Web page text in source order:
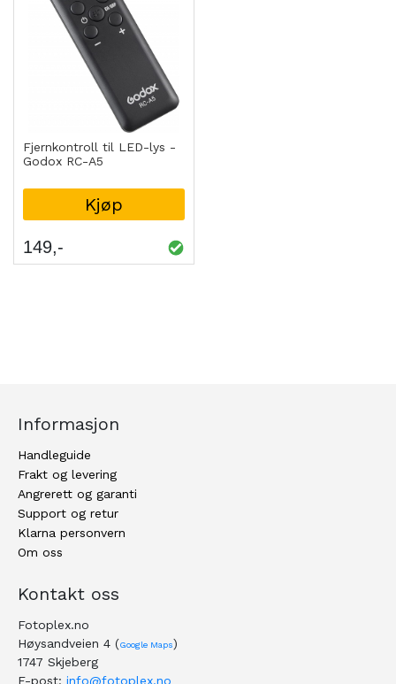
Fjernkontroll til LED-lys -
Godox RC-A5
Kjøp
149
Informasjon
Handleguide
Frakt og levering
Angrerett og garanti
Support og retur
Klarna personvern
Om oss
Kontakt oss
Fotoplex.no
Høysandveien 4 (Google Maps)
1747 Skjeberg
E-post: info@fotoplex.no